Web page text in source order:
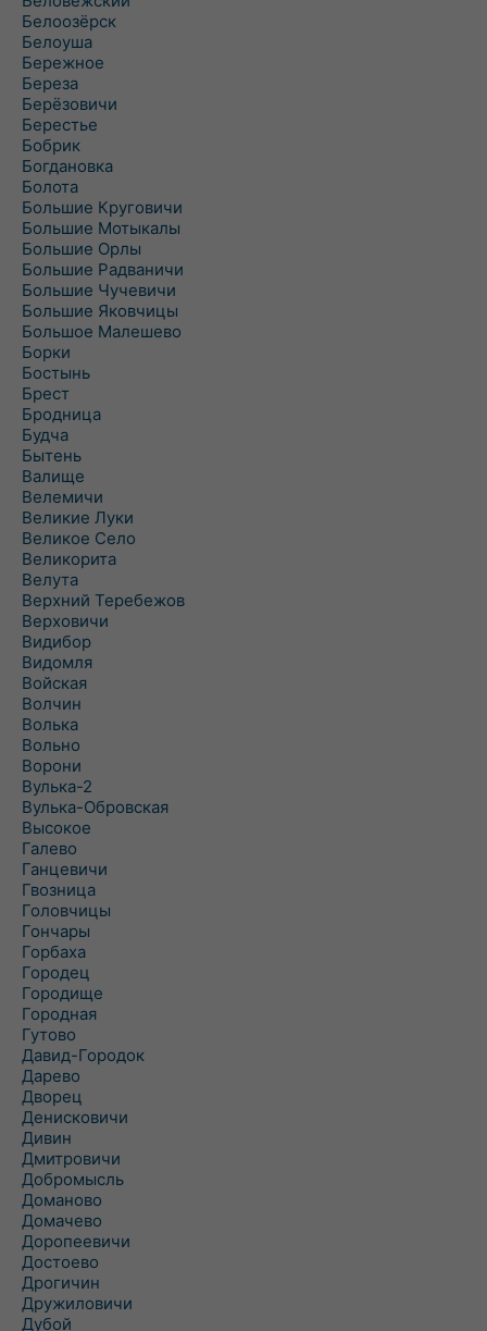
Белоозёрск
Белоуша
Бережное
Береза
Берёзовичи
Берестье
Бобрик
Богдановка
Болота
Большие Круговичи
Большие Мотыкалы
Большие Орлы
Большие Радваничи
Большие Чучевичи
Большие Яковчицы
Большое Малешево
Борки
Бостынь
Брест
Бродница
Будча
Бытень
Валище
Велемичи
Великие Луки
Великое Село
Великорита
Велута
Верхний Теребежов
Верховичи
Видибор
Видомля
Войская
Волчин
Волька
Вольно
Ворони
Вулька-2
Вулька-Обровская
Высокое
Галево
Ганцевичи
Гвозница
Головчицы
Гончары
Горбаха
Городец
Городище
Городная
Гутово
Давид-Городок
Дарево
Дворец
Денисковичи
Дивин
Дмитровичи
Добромысль
Доманово
Домачево
Доропеевичи
Достоево
Дрогичин
Дружиловичи
Дубой